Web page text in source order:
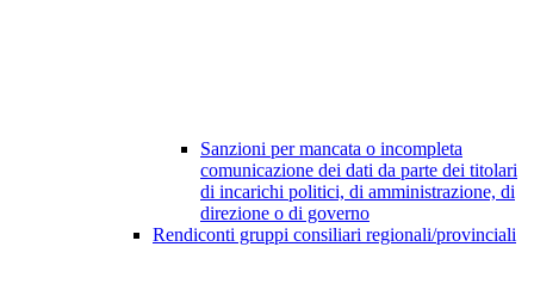
Sanzioni per mancata o incompleta
comunicazione dei dati da parte dei titolari
di incarichi politici, di amministrazione, di
direzione o di governo
Rendiconti gruppi consiliari regionali/provinciali